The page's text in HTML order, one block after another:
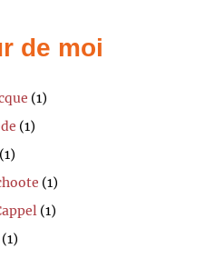
de moi
(1)
(1)
(1)
(1)
(1)
(1)